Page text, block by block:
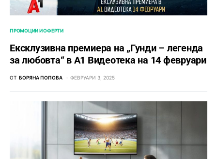
ПРОМОЦИИ И ОФЕРТИ
Ексклузивна премиера на „Гунди – легенда
за любовта“ в А1 Видеотека на 14 февруари
ОТ БОРЯНА ПОПОВА ФЕВРУАРИ 3, 2025